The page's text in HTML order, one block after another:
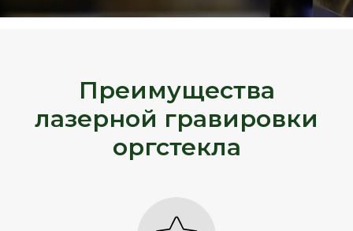
Преимущества
лазерной гравировки
оргстекла